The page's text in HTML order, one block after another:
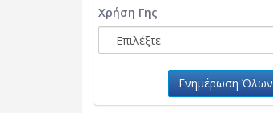
Χρήση Γης
Ενημέρωση Όλων